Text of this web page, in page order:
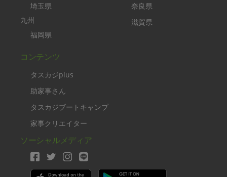
埼玉県
九州
福岡県
奈良県
滋賀県
コンテンツ
タスカジplus
助家事さん
タスカジブートキャンプ
家事クリエイター
ソーシャルメディア